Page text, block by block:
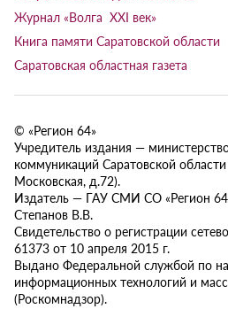
Журнал «Волга XXI век»
Книга памяти Саратовской области
Саратовская областная газета
© «Регион 64»
Учредитель издания —
коммуникаций Саратовской
Московская, д.72).
Издатель — ГАУ СМИ СО «Регион
Степанов В.В.
Свидетельство о регистрации
61373 от 10 апреля 2015 г.
Выдано Федеральной службой по
информационных технологий и
(Роскомнадзор).